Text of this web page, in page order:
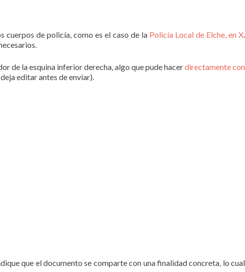
cuerpos de policía, como es el caso de la Policía Local de Elche, en X.
de la esquina inferior derecha, algo que pude hacerdirectamente con
editar antes de enviar).
que el documento se comparte con una finalidad concreta, lo cual